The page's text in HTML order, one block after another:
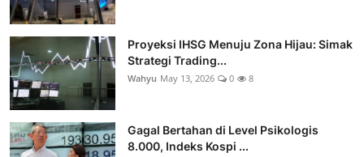
Proyeksi IHSG Menuju Zona Hijau: Simak
Strategi Trading...
Wahyu May 13, 2026 0 8
Gagal Bertahan di Level Psikologis
8.000, Indeks Kospi ...